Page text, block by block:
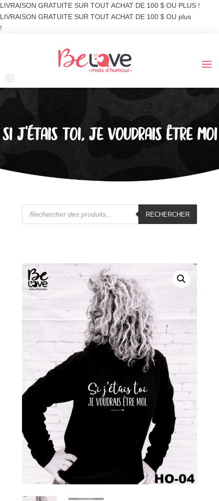
LIVRAISON GRATUITE SUR TOUT ACHAT DE 100 $ OU PLUS !
LIVRAISON GRATUITE SUR TOUT ACHAT DE 100 $ OU plus
!
SI J’ÉTAIS TOI, JE VOUDRAIS ÊTRE MOI
Recherche
RECHERCHER